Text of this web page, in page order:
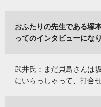
おふたりの先生である塚
ってのインタビューにな
武井氏：まだ貝島さんは
にいらっしゃって、打合